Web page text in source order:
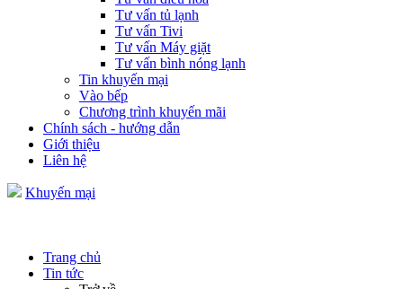
Tư vấn tủ lạnh
Tư vấn Tivi
Tư vấn Máy giặt
Tư vấn bình nóng lạnh
Tin khuyến mại
Vào bếp
Chương trình khuyến mãi
Chính sách - hướng dẫn
Giới thiệu
Liên hệ
Khuyến mại
Trang chủ
Tin tức